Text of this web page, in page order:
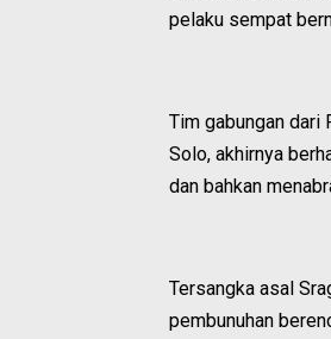
pelaku sempat
Tim gabungan dari
Solo, akhirnya
dan bahkan
Tersangka asal
pembunuhan